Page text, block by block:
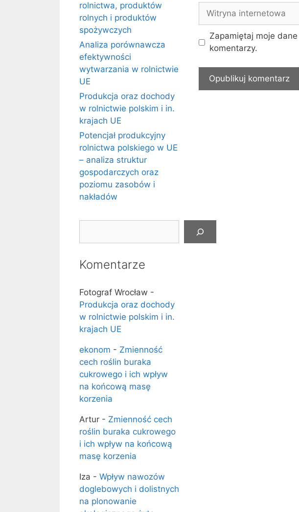
Witryna
internetowa
Zapamiętaj moje
komentarzy.
rolnictwa, produktów
rolnych i produktów
spożywczych
Analiza porównawcza
efektywności
wytwarzania w rolnictwie
UE
Produkcja oraz dochody
w rolnictwie polskim i in.
krajach UE
Potencjał produkcyjny
rolnictwa polskiego w UE
– analiza struktur
gospodarczych oraz
poziomu zasobów i
nakładów
Komentarze
Fotograf Wrocław -
Produkcja oraz dochody
w rolnictwie polskim i in.
krajach UE
ekonom - Zmienność
cech roślin buraka
cukrowego i ich wpływ
na końcową masę
korzenia
Artur - Zmienność cech
roślin buraka cukrowego
i ich wpływ na końcową
masę korzenia
Iza - Wpływ nawozów
doglebowych i dolistnych
na plonowanie